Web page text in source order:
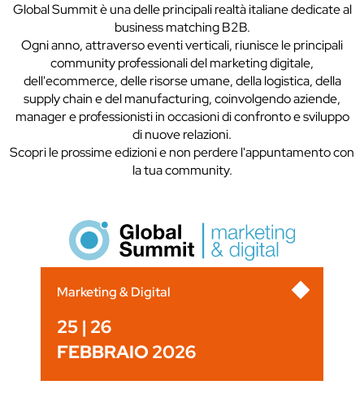
Global Summit è una delle principali realtà italiane dedicate al
business matching B2B.
Ogni anno, attraverso eventi verticali, riunisce le principali
community professionali del marketing digitale,
dell'ecommerce, delle risorse umane, della logistica, della
supply chain e del manufacturing, coinvolgendo aziende,
manager e professionisti in occasioni di confronto e sviluppo
di nuove relazioni.
Scopri le prossime edizioni e non perdere l'appuntamento con
la tua community.
Marketing & Digital
25 | 26
FEBBRAIO 2026